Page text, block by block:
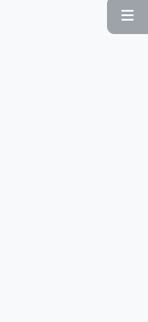
